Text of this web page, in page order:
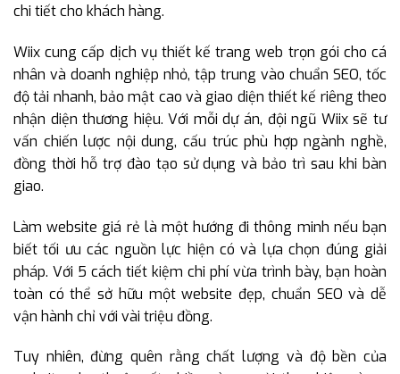
chi tiết cho khách hàng.
Wiix cung cấp dịch vụ thiết kế trang web trọn gói cho cá
nhân và doanh nghiệp nhỏ, tập trung vào chuẩn SEO, tốc
độ tải nhanh, bảo mật cao và giao diện thiết kế riêng theo
nhận diện thương hiệu. Với mỗi dự án, đội ngũ Wiix sẽ tư
vấn chiến lược nội dung, cấu trúc phù hợp ngành nghề,
đồng thời hỗ trợ đào tạo sử dụng và bảo trì sau khi bàn
giao.
Làm website giá rẻ là một hướng đi thông minh nếu bạn
biết tối ưu các nguồn lực hiện có và lựa chọn đúng giải
pháp. Với 5 cách tiết kiệm chi phí vừa trình bày, bạn hoàn
toàn có thể sở hữu một website đẹp, chuẩn SEO và dễ
vận hành chỉ với vài triệu đồng.
Tuy nhiên, đừng quên rằng chất lượng và độ bền của